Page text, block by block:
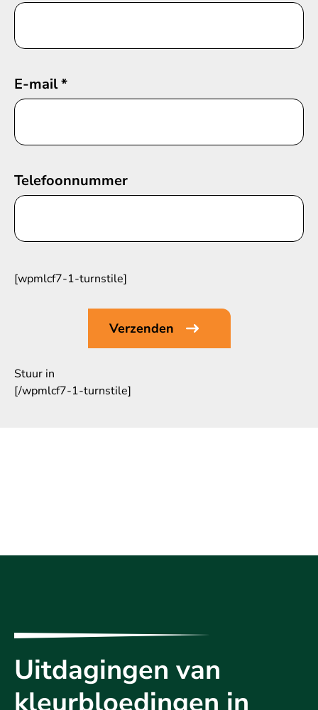
E-mail*
Telefoonnummer
[wpmlcf7-1-turnstile]
Stuur in
[/wpmlcf7-1-turnstile]
Uitdagingen van
kleurbloedingen in